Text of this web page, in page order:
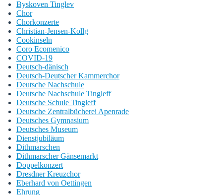
Byskoven Tinglev
Chor
Chorkonzerte
Christian-Jensen-Kollg
Cookinseln
Coro Ecomenico
COVID-19
Deutsch-dänisch
Deutsch-Deutscher Kammerchor
Deutsche Nachschule
Deutsche Nachschule Tingleff
Deutsche Schule Tingleff
Deutsche Zentralbücherei Apenrade
Deutsches Gymnasium
Deutsches Museum
Dienstjubiläum
Dithmarschen
Dithmarscher Gänsemarkt
Doppelkonzert
Dresdner Kreuzchor
Eberhard von Oettingen
Ehrung